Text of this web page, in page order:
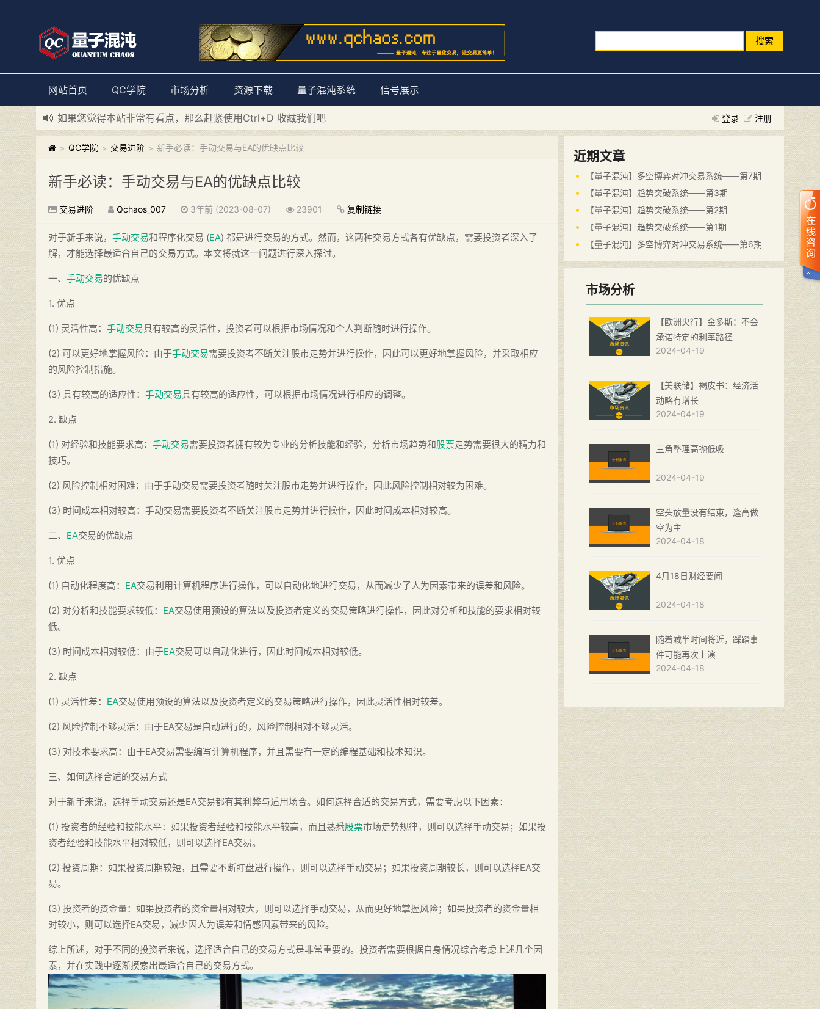
搜索
网站首页 QC学院 市场分析 资源下载 量子混沌系统 信号展示
登录 注册
如果您觉得本站非常有看点，那么赶紧使用Ctrl+D 收藏我们吧
新添加量子混沌系统板块，欢迎大家访问！---“量子混沌系统”
> QC学院 > 交易进阶 > 新手必读：手动交易与EA的优缺点比较
新手必读：手动交易与EA的优缺点比较
交易进阶 Qchaos_007 3年前 (2023-08-07) 23901 复制链接
对于新手来说， 手动交易和程序化交易 (EA) 都是进行交易的方式。然而，这两种交易方式各有优缺点，需要投资者深入了
解，才能选择最适合自己的交易方式。本文将就这一问题进行深入探讨。
一、 手动交易的优缺点
1. 优点
(1) 灵活性高： 手动交易具有较高的灵活性，投资者可以根据市场情况和个人判断随时进行操作。
(2) 可以更好地掌握风险：由于手动交易需要投资者不断关注股市走势并进行操作，因此可以更好地掌握风险，并采取相应
的风险控制措施。
(3) 具有较高的适应性： 手动交易具有较高的适应性，可以根据市场情况进行相应的调整。
2. 缺点
(1) 对经验和技能要求高： 手动交易需要投资者拥有较为专业的分析技能和经验，分析市场趋势和股票走势需要很大的精力和
技巧。
(2) 风险控制相对困难：由于手动交易需要投资者随时关注股市走势并进行操作，因此风险控制相对较为困难。
(3) 时间成本相对较高：手动交易需要投资者不断关注股市走势并进行操作，因此时间成本相对较高。
二、 EA交易的优缺点
1. 优点
(1) 自动化程度高： EA交易利用计算机程序进行操作，可以自动化地进行交易，从而减少了人为因素带来的误差和风险。
(2) 对分析和技能要求较低： EA交易使用预设的算法以及投资者定义的交易策略进行操作，因此对分析和技能的要求相对较
低。
(3) 时间成本相对较低：由于EA交易可以自动化进行，因此时间成本相对较低。
2. 缺点
(1) 灵活性差： EA交易使用预设的算法以及投资者定义的交易策略进行操作，因此灵活性相对较差。
(2) 风险控制不够灵活：由于EA交易是自动进行的，风险控制相对不够灵活。
(3) 对技术要求高：由于EA交易需要编写计算机程序，并且需要有一定的编程基础和技术知识。
三、如何选择合适的交易方式
对于新手来说，选择手动交易还是EA交易都有其利弊与适用场合。如何选择合适的交易方式，需要考虑以下因素：
(1) 投资者的经验和技能水平：如果投资者经验和技能水平较高，而且熟悉股票市场走势规律，则可以选择手动交易；如果投
资者经验和技能水平相对较低，则可以选择EA交易。
(2) 投资周期：如果投资周期较短，且需要不断盯盘进行操作，则可以选择手动交易；如果投资周期较长，则可以选择EA交
易。
(3) 投资者的资金量：如果投资者的资金量相对较大，则可以选择手动交易，从而更好地掌握风险；如果投资者的资金量相
对较小，则可以选择EA交易，减少因人为误差和情感因素带来的风险。
综上所述，对于不同的投资者来说，选择适合自己的交易方式是非常重要的。投资者需要根据自身情况综合考虑上述几个因
素，并在实践中逐渐摸索出最适合自己的交易方式。
近期文章
【量子混沌】多空博弈对冲交易系统——第7期
【量子混沌】趋势突破系统——第3期
【量子混沌】趋势突破系统——第2期
【量子混沌】趋势突破系统——第1期
【量子混沌】多空博弈对冲交易系统——第6期
市场分析
【欧洲央行】金多斯：不会
承诺特定的利率路径
2024-04-19
【美联储】褐皮书：经济活
动略有增长
2024-04-19
三角整理高抛低吸
2024-04-19
空头放量没有结束，逢高做
空为主
2024-04-18
4月18日财经要闻
2024-04-18
随着减半时间将近，踩踏事
件可能再次上演
2024-04-18